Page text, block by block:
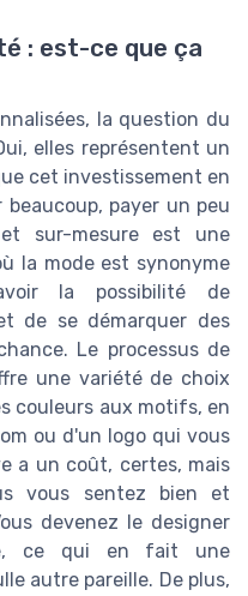
: est-ce que ça
la question du
elles représentent un
cet investissement en
payer un peu
sur-mesure est une
la mode est synonyme
avoir la possibilité de
de se démarquer des
Le processus de
une variété de choix
couleurs aux motifs, en
ou d'un logo qui vous
a un coût, certes, mais
vous sentez bien et
devenez le designer
ce qui en fait une
autre pareille. De plus,